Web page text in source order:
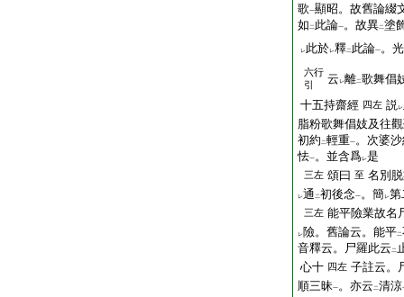
歌一顯昭。故舊論綴
如 二 此論一。故異二塗
レ此於レ釋二 此論一。
六行
引
云 レ離二歌舞倡
十五持齋經 四左 説レ
脂粉歌舞倡妓及往
初約 二輕重一。次婆
怯一。並含爲レ是
三左 頌曰 至 名別
レ通 二初後念一。簡レ第
三左 能平險業故
レ險。舊論云。能平二
音釋云。尸羅此云 二
心十 四左 子註云。
順三昧一。亦云 二清涼